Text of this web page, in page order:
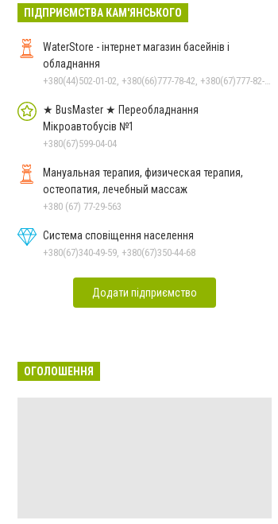
ПІДПРИЄМСТВА КАМ'ЯНСЬКОГО
WaterStore - інтернет магазин басейнів і
обладнання
★ BusMaster ★ Переобладнання
Мікроавтобусів №1
+380(67)599-04-04
Мануальная терапия, физическая терапия,
остеопатия, лечебный массаж
+380 (67) 77-29-563
Система сповіщення населення
+380(67)340-49-59, +380(67)350-44-68
Додати підприємство
ОГОЛОШЕННЯ